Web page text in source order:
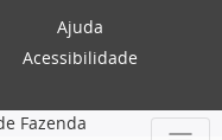
Ajuda
Acessibilidade
Fazenda